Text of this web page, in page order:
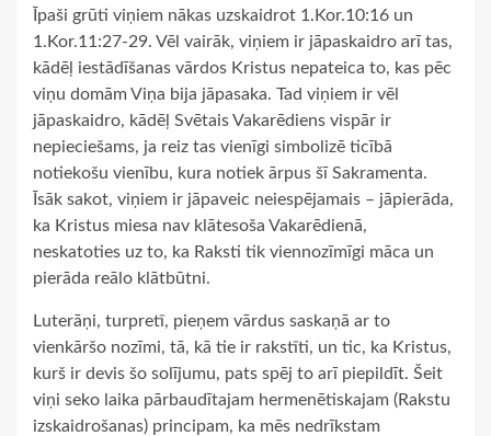
Īpaši grūti viņiem nākas uzskaidrot 1.Kor.10:16 un
1.Kor.11:27-29. Vēl vairāk, viņiem ir jāpaskaidro arī tas,
kādēļ iestādīšanas vārdos Kristus nepateica to, kas pēc
viņu domām Viņa bija jāpasaka. Tad viņiem ir vēl
jāpaskaidro, kādēļ Svētais Vakarēdiens vispār ir
nepieciešams, ja reiz tas vienīgi simbolizē ticībā
notiekošu vienību, kura notiek ārpus šī Sakramenta.
Īsāk sakot, viņiem ir jāpaveic neiespējamais – jāpierāda,
ka Kristus miesa nav klātesoša Vakarēdienā,
neskatoties uz to, ka Raksti tik viennozīmīgi māca un
pierāda reālo klātbūtni.
Luterāņi, turpretī, pieņem vārdus saskaņā ar to
vienkāršo nozīmi, tā, kā tie ir rakstīti, un tic, ka Kristus,
kurš ir devis šo solījumu, pats spēj to arī piepildīt. Šeit
viņi seko laika pārbaudītajam hermenētiskajam (Rakstu
izskaidrošanas) principam, ka mēs nedrīkstam